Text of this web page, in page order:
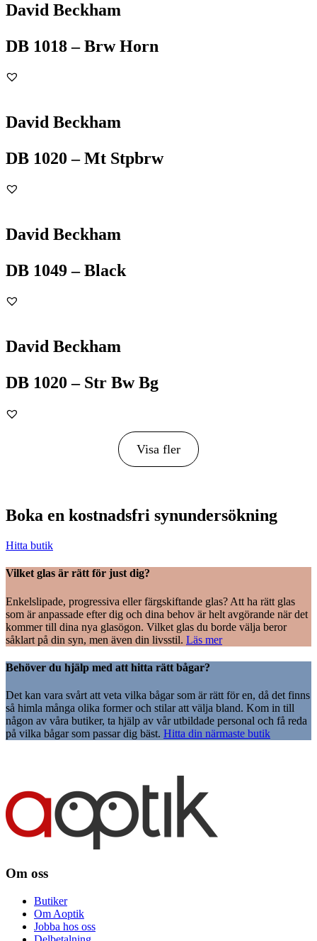
David Beckham
DB 1018 – Brw Horn
David Beckham
DB 1020 – Mt Stpbrw
David Beckham
DB 1049 – Black
David Beckham
DB 1020 – Str Bw Bg
Visa fler
Boka en kostnadsfri synundersökning
Hitta butik
Vilket glas är rätt för just dig?
Enkelslipade, progressiva eller färgskiftande glas? Att ha rätt glas
som är anpassade efter dig och dina behov är helt avgörande när det
kommer till dina nya glasögon. Vilket glas du borde välja beror
såklart på din syn, men även din livsstil. Läs mer
Behöver du hjälp med att hitta rätt bågar?
Det kan vara svårt att veta vilka bågar som är rätt för en, då det finns
så himla många olika former och stilar att välja bland. Kom in till
någon av våra butiker, ta hjälp av vår utbildade personal och få reda
på vilka bågar som passar dig bäst. Hitta din närmaste butik
Om oss
Butiker
Om Aoptik
Jobba hos oss